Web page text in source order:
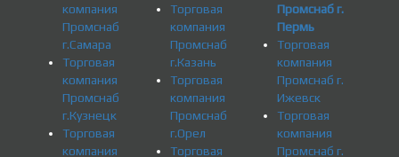
компания
Промснаб
г.Самара
Торговая
компания
Промснаб
г.Кузнецк
Торговая
компания
Торговая
компания
Промснаб
г.Казань
Торговая
компания
Промснаб
г.Орел
Торговая
Промснаб г.
Пермь
Торговая
компания
Промснаб г.
Ижевск
Торговая
компания
Промснаб г.